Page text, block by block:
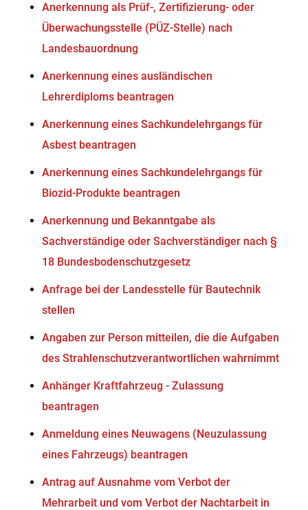
Anerkennung als Prüf-, Zertifizierung- oder
Überwachungsstelle (PÜZ-Stelle) nach
Landesbauordnung
Anerkennung eines ausländischen
Lehrerdiploms beantragen
Anerkennung eines Sachkundelehrgangs für
Asbest beantragen
Anerkennung eines Sachkundelehrgangs für
Biozid-Produkte beantragen
Anerkennung und Bekanntgabe als
Sachverständige oder Sachverständiger nach §
18 Bundesbodenschutzgesetz
Anfrage bei der Landesstelle für Bautechnik
stellen
Angaben zur Person mitteilen, die die Aufgaben
des Strahlenschutzverantwortlichen wahrnimmt
Anhänger Kraftfahrzeug - Zulassung
beantragen
Anmeldung eines Neuwagens (Neuzulassung
eines Fahrzeugs) beantragen
Antrag auf Ausnahme vom Verbot der
Mehrarbeit und vom Verbot der Nachtarbeit in